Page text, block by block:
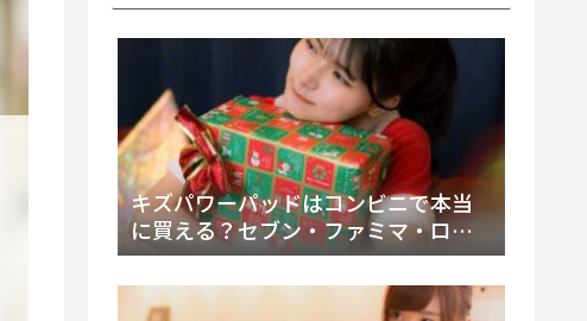
キズパワーパッドはコンビニで本当
に買える？セブン・ファミマ・ロー
ソン徹底調査＆値段と種類別販売場
所まとめ